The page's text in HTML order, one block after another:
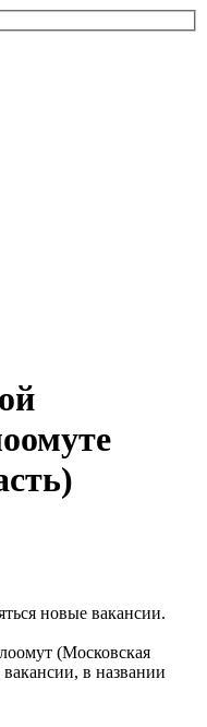
новые вакансии.
(Московская
в названии